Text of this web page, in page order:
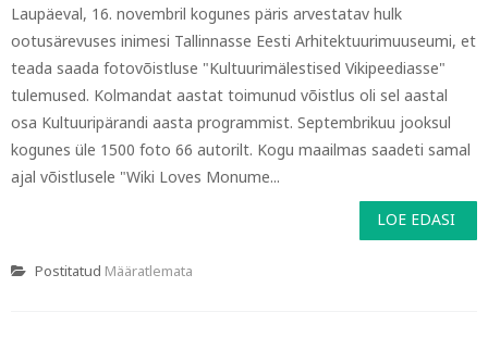
Laupäeval, 16. novembril kogunes päris arvestatav hulk
ootusärevuses inimesi Tallinnasse Eesti Arhitektuurimuuseumi, et
teada saada fotovõistluse "Kultuurimälestised Vikipeediasse"
tulemused. Kolmandat aastat toimunud võistlus oli sel aastal
osa Kultuuripärandi aasta programmist. Septembrikuu jooksul
kogunes üle 1500 foto 66 autorilt. Kogu maailmas saadeti samal
ajal võistlusele "Wiki Loves Monume...
LOE EDASI
Postitatud Määratlemata